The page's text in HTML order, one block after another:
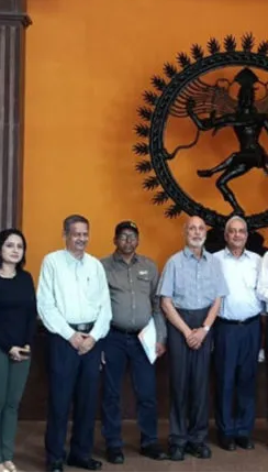
महोत्सव
के
लिए
शुरू